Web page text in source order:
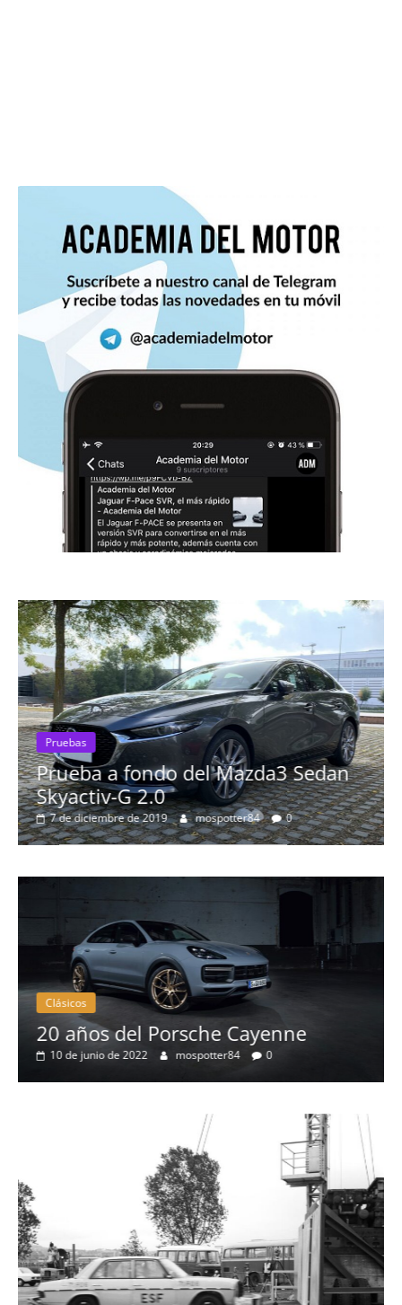
del Mazda3 Sedan
mospotter84 0
Pruebas
Probamos el
más
8 de septiembre de 2019
Porsche Cayenne
mospotter84 0
Clásicos
50 años del
4 de mayo de 2022
Seguridad